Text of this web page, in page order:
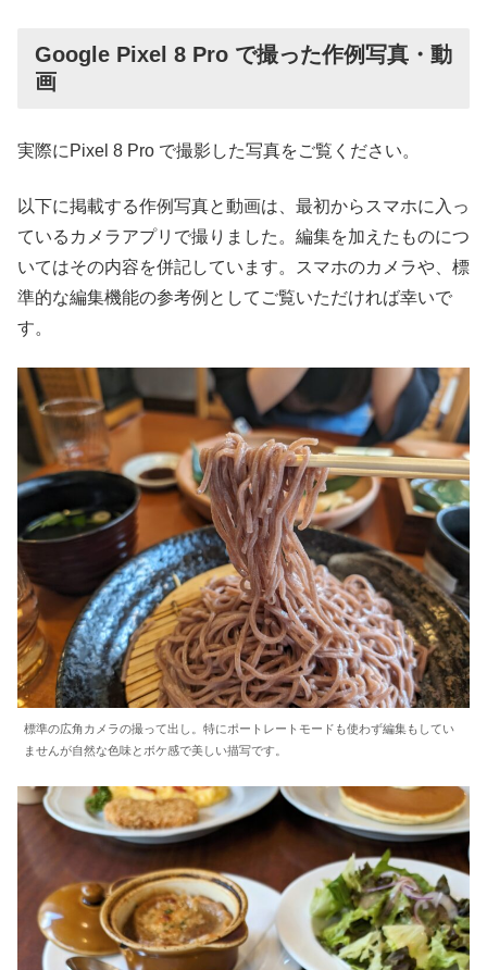
Google Pixel 8 Pro で撮った作例写真・動
画
実際にPixel 8 Pro で撮影した写真をご覧ください。
以下に掲載する作例写真と動画は、最初からスマホに入っ
ているカメラアプリで撮りました。編集を加えたものにつ
いてはその内容を併記しています。スマホのカメラや、標
準的な編集機能の参考例としてご覧いただければ幸いで
す。
標準の広角カメラの撮って出し。特にポートレートモードも使わず編集もしてい
ませんが自然な色味とボケ感で美しい描写です。